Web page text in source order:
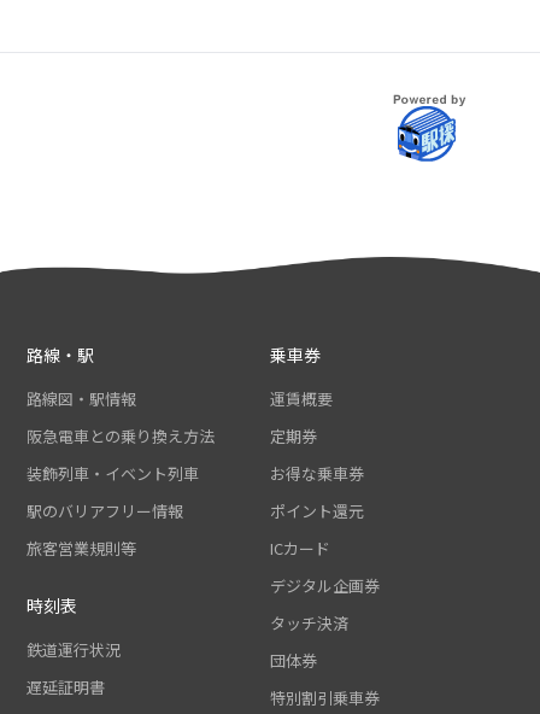
路線・駅
路線図・駅情報
阪急電車との乗り換え方法
装飾列車・イベント列車
駅のバリアフリー情報
旅客営業規則等
時刻表
鉄道運行状況
遅延証明書
乗車券
運賃概要
定期券
お得な乗車券
ポイント還元
ICカード
デジタル企画券
タッチ決済
団体券
特別割引乗車券